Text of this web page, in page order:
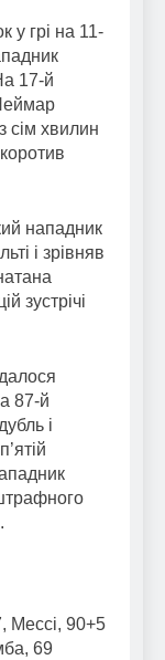
у грі на 11-
17-й
сім хвилин
нападник
і зрівняв
зустрічі
87-й
і
Мессі, 90+5
69